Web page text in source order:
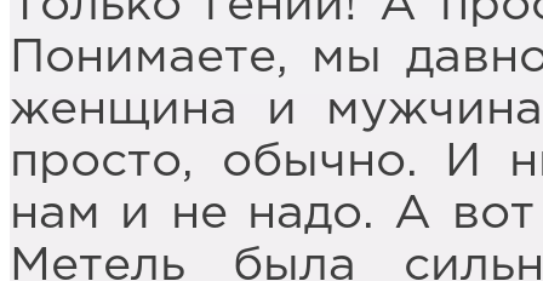
Понимаете, мы
женщина и
просто, обычно. И
нам и не надо. А вот
Метель была